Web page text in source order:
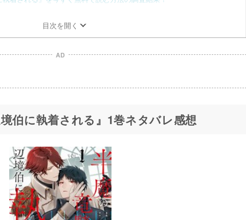
目次を開く
AD
境伯に執着される』1巻ネタバレ感想